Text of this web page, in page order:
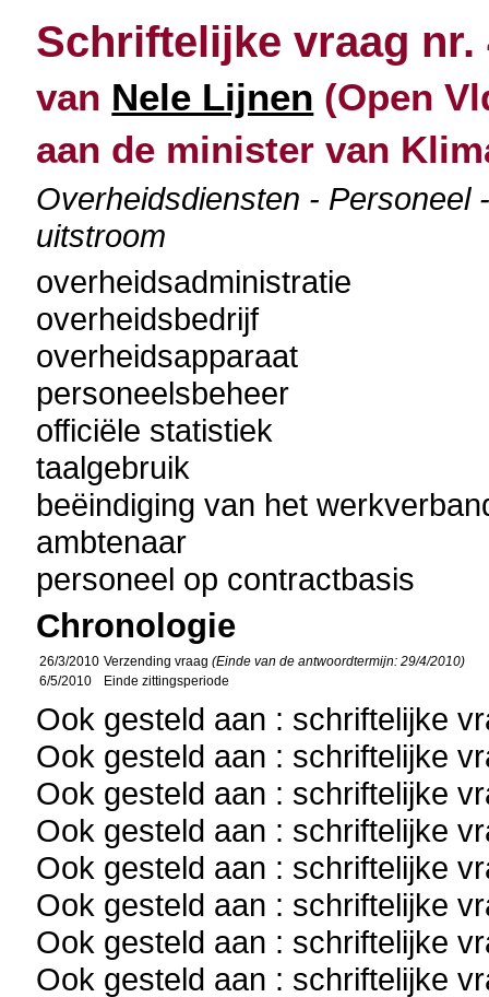
Schriftelijke vraag nr.
van Nele Lijnen (Open
aan de minister van
Overheidsdiensten - Personeel
uitstroom
overheidsadministratie
overheidsbedrijf
overheidsapparaat
personeelsbeheer
officiële statistiek
taalgebruik
beëindiging van het
ambtenaar
personeel op contractbasis
Chronologie
26/3/2010 Verzending vraag(Einde van de antwoordtermijn: 29/4/2010)
6/5/2010
Einde zittingsperiode
Ook gesteld aan : schriftelijke
Ook gesteld aan : schriftelijke
Ook gesteld aan : schriftelijke
Ook gesteld aan : schriftelijke
Ook gesteld aan : schriftelijke
Ook gesteld aan : schriftelijke
Ook gesteld aan : schriftelijke
Ook gesteld aan : schriftelijke